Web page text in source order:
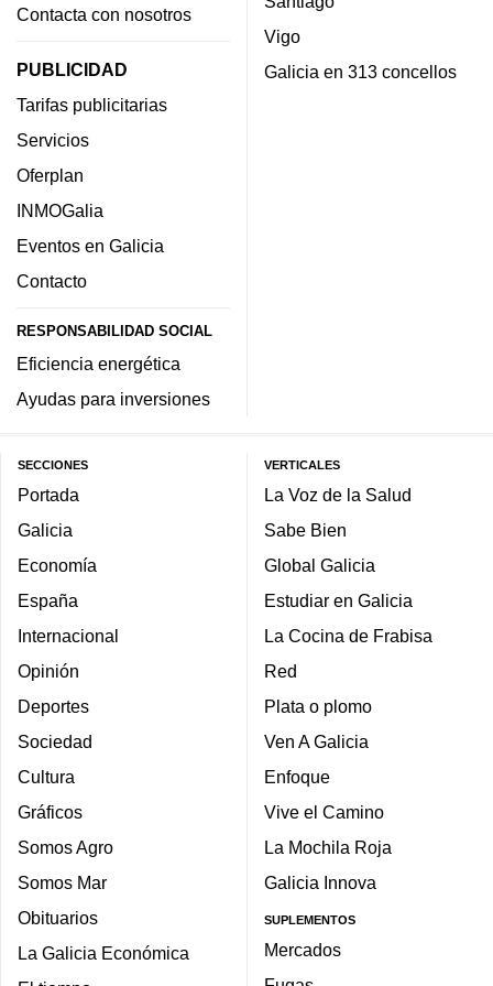
Contacta con nosotros
PUBLICIDAD
Tarifas publicitarias
Servicios
Oferplan
INMOGalia
Eventos en Galicia
Contacto
RESPONSABILIDAD SOCIAL
Eficiencia energética
Ayudas para inversiones
Vigo
Galicia en 313 concellos
SECCIONES
Portada
Galicia
Economía
España
Internacional
Opinión
Deportes
Sociedad
Cultura
Gráficos
Somos Agro
Somos Mar
Obituarios
La Galicia Económica
VERTICALES
La Voz de la Salud
Sabe Bien
Global Galicia
Estudiar en Galicia
La Cocina de Frabisa
Red
Plata o plomo
Ven A Galicia
Enfoque
Vive el Camino
La Mochila Roja
Galicia Innova
SUPLEMENTOS
Mercados